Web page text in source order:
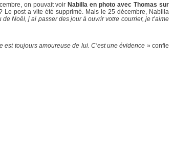
on pouvait voirNabilla en photo avec Thomas sur
Le post a vite été supprimé. Mais le 25 décembre, Nabilla
Noël, j ai passer des jour à ouvrir votre courrier, je t’aime
est toujours amoureuse de lui. C’est une évidence » confie